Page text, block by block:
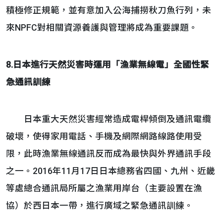
積極修正規範，並有意加入公海捕撈秋刀魚行列，未
來NPFC對相關資源養護與管理將成為重要課題。
8.日本進行天然災害時運用「漁業無線電」全國性緊
急通訊訓練
日本重大天然災害經常造成電桿傾倒及通訊電纜
破壞，使得家用電話、手機及網際網路線路使用受
限，此時漁業無線通訊反而成為最快與外界通訊手段
之一。2016年11月17日日本總務省四國、九州、近畿
等處總合通訊局所屬之漁業用岸台（主要設置在漁
協）於西日本一帶，進行廣域之緊急通訊訓練。